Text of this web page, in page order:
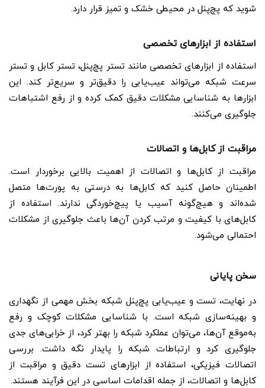
شوید که پچ‌پنل در محیطی خشک و تمیز قرار دارد.
استفاده از ابزارهای تخصصی
استفاده از ابزارهای تخصصی مانند تستر پچ‌پنل، تستر کابل و تستر
سرعت شبکه می‌تواند عیب‌یابی را دقیق‌تر و سریع‌تر کند. این
ابزارها به شناسایی مشکلات دقیق کمک کرده و از رفع اشتباهات
جلوگیری می‌کنند.
مراقبت از کابل‌ها و اتصالات
مراقبت از کابل‌ها و اتصالات از اهمیت بالایی برخوردار است.
اطمینان حاصل کنید که کابل‌ها به درستی به پورت‌ها متصل
شده‌اند و هیچ‌گونه آسیب یا پیچ‌خوردگی ندارند. استفاده از
کابل‌های با کیفیت و مرتب کردن آن‌ها باعث جلوگیری از مشکلات
احتمالی می‌شود.
سخن پایانی
در نهایت، تست و عیب‌یابی پچ‌پنل شبکه بخش مهمی از نگهداری
و بهینه‌سازی شبکه است. با شناسایی مشکلات کوچک و رفع
به‌موقع آن‌ها، می‌توان عملکرد شبکه را بهتر کرد، از خرابی‌های جدی
جلوگیری کرد و ارتباطات شبکه را پایدار نگه داشت. بررسی
اتصالات فیزیکی، استفاده از ابزارهای تست دقیق و مراقبت از
کابل‌ها و اتصالات، از جمله اقدامات اساسی در این فرآیند هستند.